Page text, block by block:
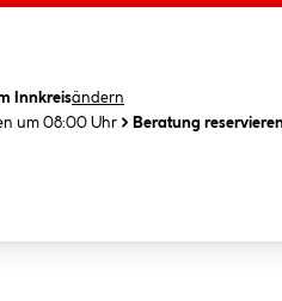
Innkreisändern
um 08:00 Uhr
Beratung